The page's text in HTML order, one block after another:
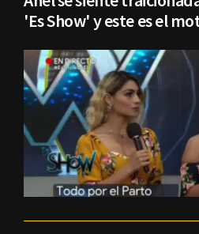
'Es Show' y este es el